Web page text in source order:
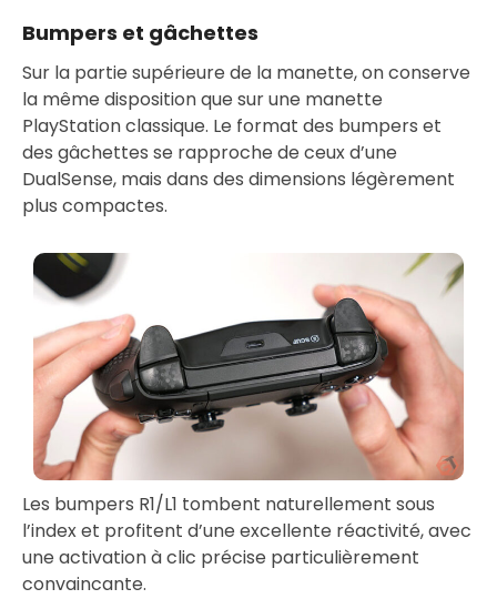
Bumpers et gâchettes
Sur la partie supérieure de la manette, on conserve
la même disposition que sur une manette
PlayStation classique. Le format des bumpers et
des gâchettes se rapproche de ceux d’une
DualSense, mais dans des dimensions légèrement
plus compactes.
Les bumpers R1/L1 tombent naturellement sous
l’index et profitent d’une excellente réactivité, avec
une activation à clic précise particulièrement
convaincante.